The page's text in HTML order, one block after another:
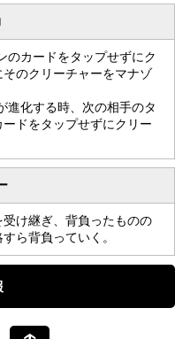
のカードをタップせずにク
のクリーチャーをマナゾ
進化する時、次の相手のタ
ドをタップせずにクリー
け継ぎ、背負ったものの
ら背負っていく。